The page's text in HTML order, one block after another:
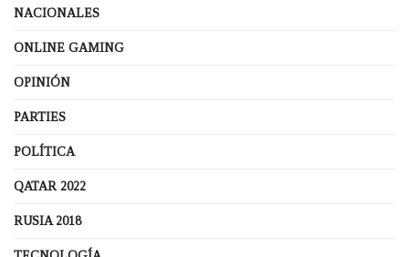
NACIONALES
ONLINE GAMING
OPINIÓN
PARTIES
POLÍTICA
QATAR 2022
RUSIA 2018